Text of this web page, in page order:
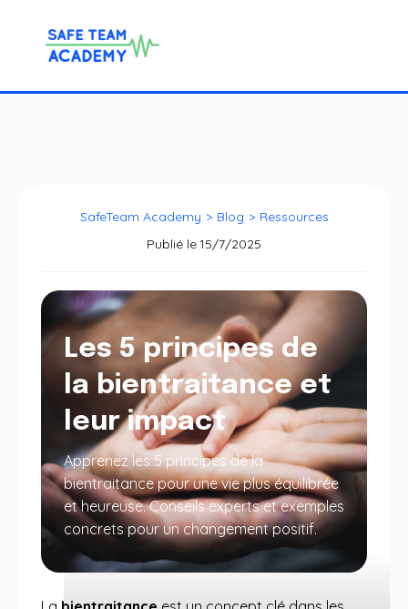
SafeTeam Academy > Blog > Ressources
Publié le15/7/2025
Les 5 principes de
la bientraitance et
leur impact
Apprenez les 5 principes de la
bientraitance pour une vie plus équilibrée
et heureuse. Conseils experts et exemples
concrets pour un changement positif.